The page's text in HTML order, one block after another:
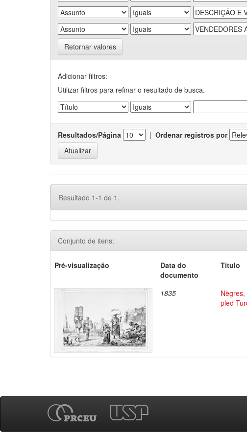
Retornar valores
Adicionar filtros:
Utilizar filtros para refinar o resultado de busca.
Resultados/Página | Ordenar registros por
Resultado 1-1 de 1.
Conjunto de itens:
Pré-visualização
Data do
documento
Título
1835
pled